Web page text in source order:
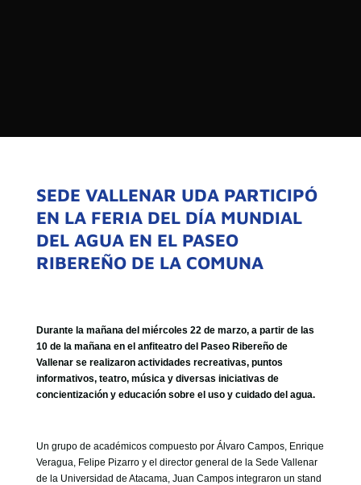
ESTADO DE CHILE
QUIENES SOMOS
MISIÓN
VISIÓN
GOBIERNO CORPORATIVO
NUESTRO EQUIPO
SEDE VALLENAR UDA PARTICIPÓ
EN LA FERIA DEL DÍA MUNDIAL
DEL AGUA EN EL PASEO
RIBEREÑO DE LA COMUNA
Durante la mañana del miércoles 22 de marzo, a partir de las
10 de la mañana en el anfiteatro del Paseo Ribereño de
Vallenar se realizaron actividades recreativas, puntos
informativos, teatro, música y diversas iniciativas de
concientización y educación sobre el uso y cuidado del agua.
Un grupo de académicos compuesto por Álvaro Campos, Enrique
Veragua, Felipe Pizarro y el director general de la Sede Vallenar
de la Universidad de Atacama, Juan Campos integraron un stand